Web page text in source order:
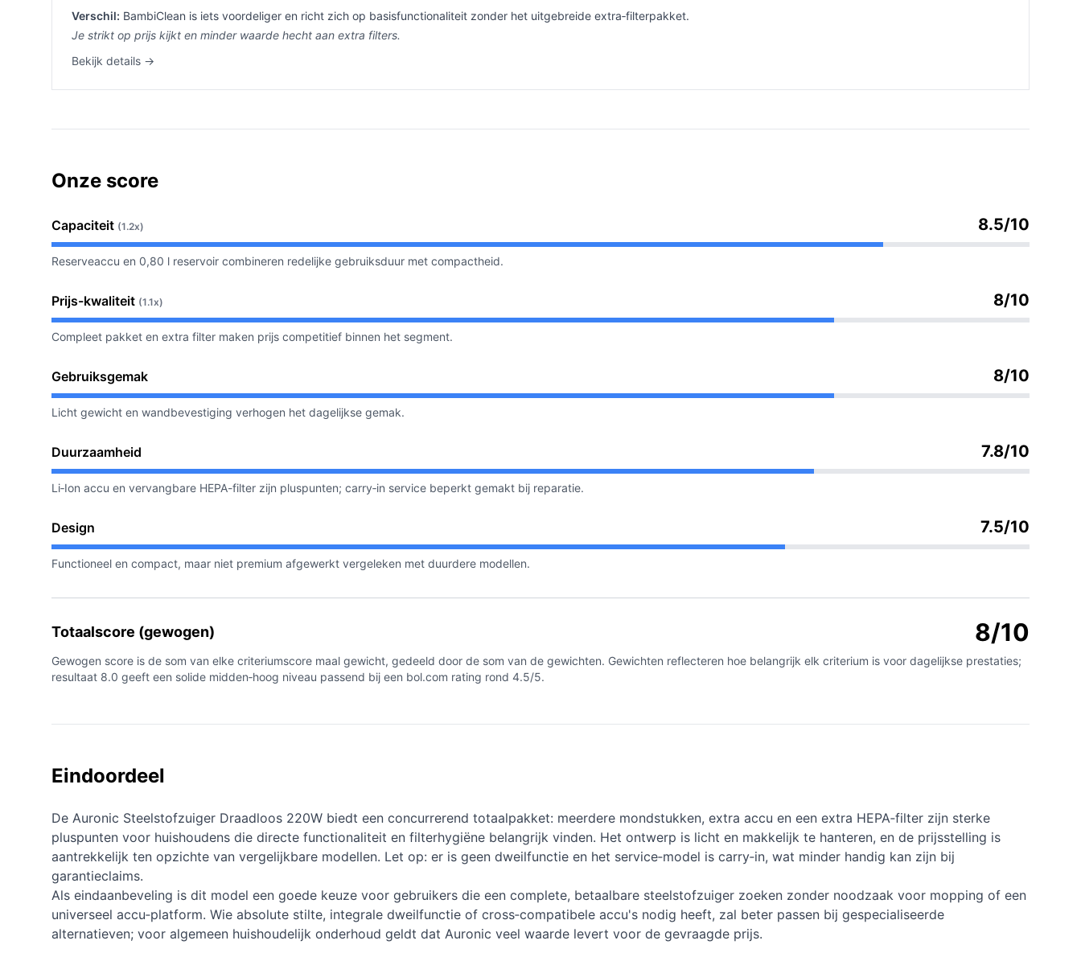
Verschil: BambiClean is iets voordeliger en richt zich op basisfunctionaliteit zonder het uitgebreide extra‑filterpakket.
Je strikt op prijs kijkt en minder waarde hecht aan extra filters.
Bekijk details →
Onze score
Capaciteit (1.2x) 8.5/10
Reserveaccu en 0,80 l reservoir combineren redelijke gebruiksduur met compactheid.
Prijs-kwaliteit (1.1x) 8/10
Compleet pakket en extra filter maken prijs competitief binnen het segment.
Gebruiksgemak 8/10
Licht gewicht en wandbevestiging verhogen het dagelijkse gemak.
Duurzaamheid 7.8/10
Li‑Ion accu en vervangbare HEPA-filter zijn pluspunten; carry‑in service beperkt gemakt bij reparatie.
Design 7.5/10
Functioneel en compact, maar niet premium afgewerkt vergeleken met duurdere modellen.
Totaalscore (gewogen) 8/10
Gewogen score is de som van elke criteriumscore maal gewicht, gedeeld door de som van de gewichten. Gewichten reflecteren hoe belangrijk elk criterium is voor dagelijkse prestaties;
resultaat 8.0 geeft een solide midden‑hoog niveau passend bij een bol.com rating rond 4.5/5.
Eindoordeel
De Auronic Steelstofzuiger Draadloos 220W biedt een concurrerend totaalpakket: meerdere mondstukken, extra accu en een extra HEPA‑filter zijn sterke
pluspunten voor huishoudens die directe functionaliteit en filterhygiëne belangrijk vinden. Het ontwerp is licht en makkelijk te hanteren, en de prijsstelling is
aantrekkelijk ten opzichte van vergelijkbare modellen. Let op: er is geen dweilfunctie en het service‑model is carry‑in, wat minder handig kan zijn bij
garantieclaims.
Als eindaanbeveling is dit model een goede keuze voor gebruikers die een complete, betaalbare steelstofzuiger zoeken zonder noodzaak voor mopping of een
universeel accu‑platform. Wie absolute stilte, integrale dweilfunctie of cross‑compatibele accu's nodig heeft, zal beter passen bij gespecialiseerde
alternatieven; voor algemeen huishoudelijk onderhoud geldt dat Auronic veel waarde levert voor de gevraagde prijs.